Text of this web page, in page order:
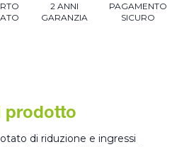
2 ANNI
GARANZIA
PAGAMENTO
SICURO
prodotto
di riduzione e ingressi